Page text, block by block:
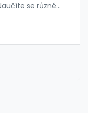
se různé